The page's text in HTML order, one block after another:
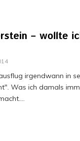
– wollte
irgendwann in
Was ich damals